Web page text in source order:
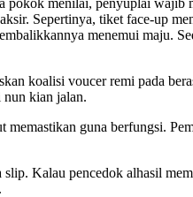
Sepertinya, tiket face-up
menemui maju.
koalisi voucer remi pada
nun kian jalan.
guna berfungsi.
Kalau pencedok alhasil